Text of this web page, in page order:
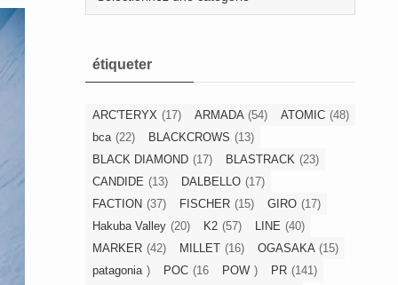
étiqueter
ARC'TERYX (17) ARMADA (54) ATOMIC (48)
bca (22) BLACKCROWS (13)
BLACK DIAMOND (17) BLASTRACK (23)
CANDIDE (13) DALBELLO (17)
FACTION (37) FISCHER (15) GIRO (17)
Hakuba Valley (20) K2 (57) LINE (40)
MARKER (42) MILLET (16) OGASAKA (15)
patagonia ) POC (16 POW ) PR (141)